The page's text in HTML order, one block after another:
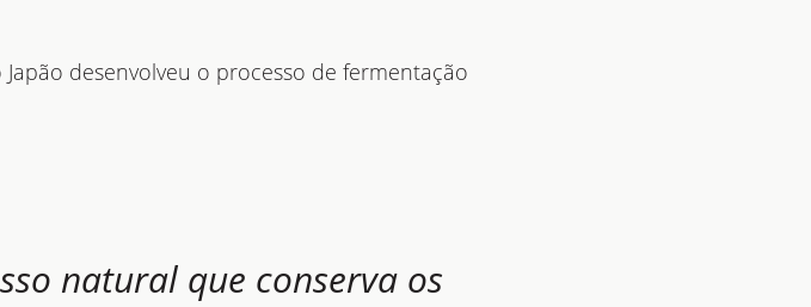
desenvolveu o processo de fermentação
natural que conserva os